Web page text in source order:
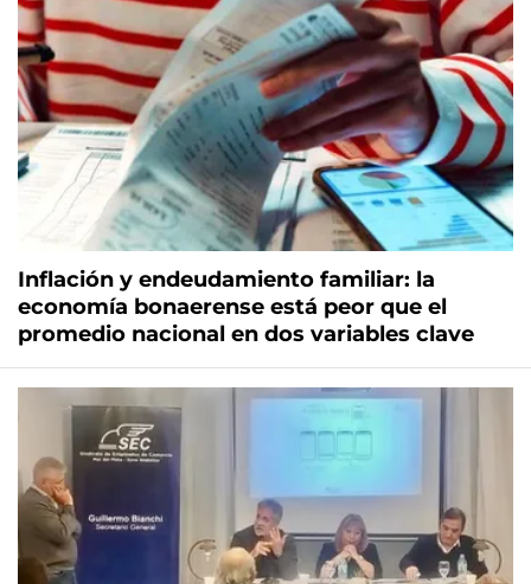
Inflación y endeudamiento familiar: la
economía bonaerense está peor que el
promedio nacional en dos variables clave